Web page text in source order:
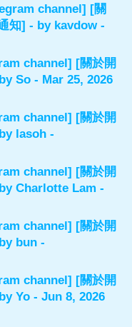
channel] [關
知] - by kavdow-
channel] [關於開
So - Mar 25, 2026
channel] [關於開
lasoh -
channel] [關於開
Charlotte Lam -
channel] [關於開
bun -
channel] [關於開
Yo - Jun 8, 2026